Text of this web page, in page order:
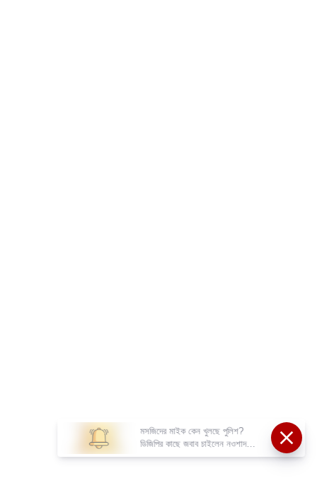
মসজিদের মাইক কেন খুলছে পুলিশ?
ডিজিপির কাছে জবাব চাইলেন নওশাদ
সিদ্দিকী; ব্যাখ্যা না মিললে আইনি পদক্ষেপের